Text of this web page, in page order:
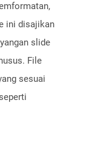
ini disajikan
slide
File
sesuai